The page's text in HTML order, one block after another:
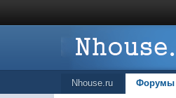
Nhouse.ru Форумы